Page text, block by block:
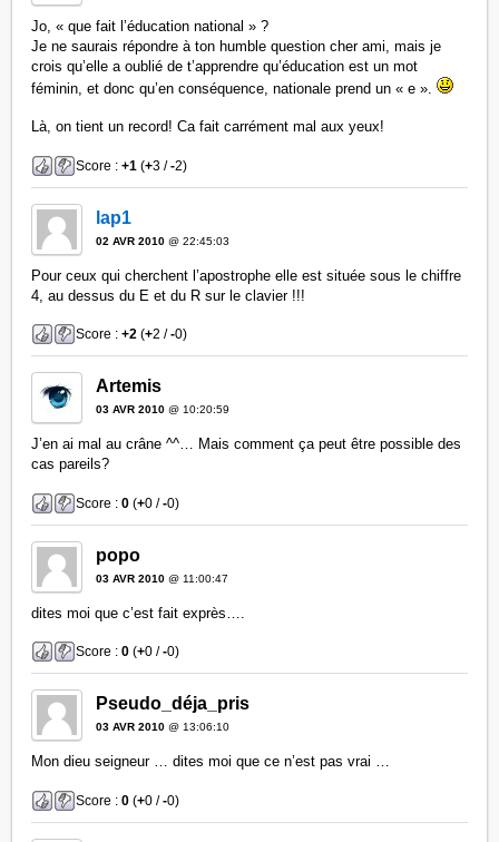
Jo, « que fait l’éducation national » ?
Je ne saurais répondre à ton humble question cher ami, mais je
crois qu’elle a oublié de t’apprendre qu’éducation est un mot
féminin, et donc qu’en conséquence, nationale prend un « e ».
Là, on tient un record! Ca fait carrément mal aux yeux!
Score :+1 (+3 /-2)
lap1
02 AVR 2010 @ 22:45:03
Pour ceux qui cherchent l’apostrophe elle est située sous le chiffre
4, au dessus du E et du R sur le clavier !!!
Score :+2 (+2 /-0)
Artemis
03 AVR 2010 @ 10:20:59
J’en ai mal au crâne ^^… Mais comment ça peut être possible des
cas pareils?
Score :0 (+0 /-0)
popo
03 AVR 2010 @ 11:00:47
dites moi que c’est fait exprès….
Score :0 (+0 /-0)
Pseudo_déja_pris
03 AVR 2010 @ 13:06:10
Mon dieu seigneur … dites moi que ce n’est pas vrai …
Score :0 (+0 /-0)